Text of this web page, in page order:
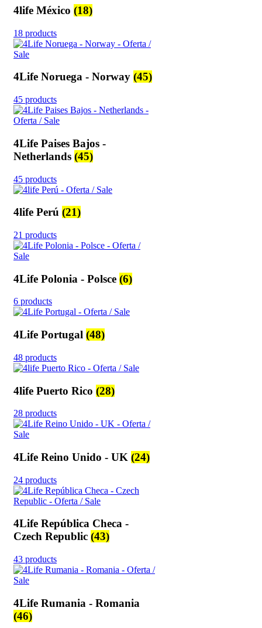
4life México (18)
18 products
4Life Noruega - Norway (45)
45 products
4Life Paises Bajos -
Netherlands (45)
45 products
4life Perú (21)
21 products
4Life Polonia - Polsce (6)
6 products
4Life Portugal (48)
48 products
4life Puerto Rico (28)
28 products
4Life Reino Unido - UK (24)
24 products
4Life República Checa -
Czech Republic (43)
43 products
4Life Rumania - Romania
(46)